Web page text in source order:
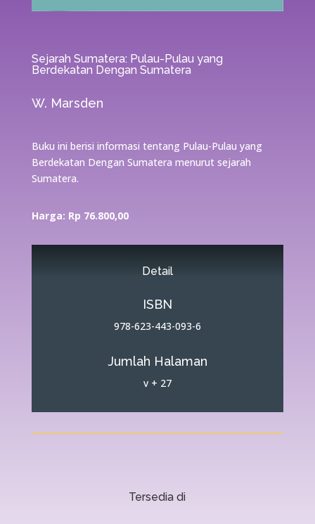
Sejarah Sumatera: Pulau-Pulau yang
Berdekatan Dengan Sumatera
W. Marsden
Buku ini berisi informasi tentang Pulau-Pulau yang
Berdekatan Dengan Sumatera menurut sejarah
Sumatera.
Harga: Rp 76.800,00
Detail
ISBN
978-623-443-093-6
Jumlah Halaman
v + 27
Tersedia di